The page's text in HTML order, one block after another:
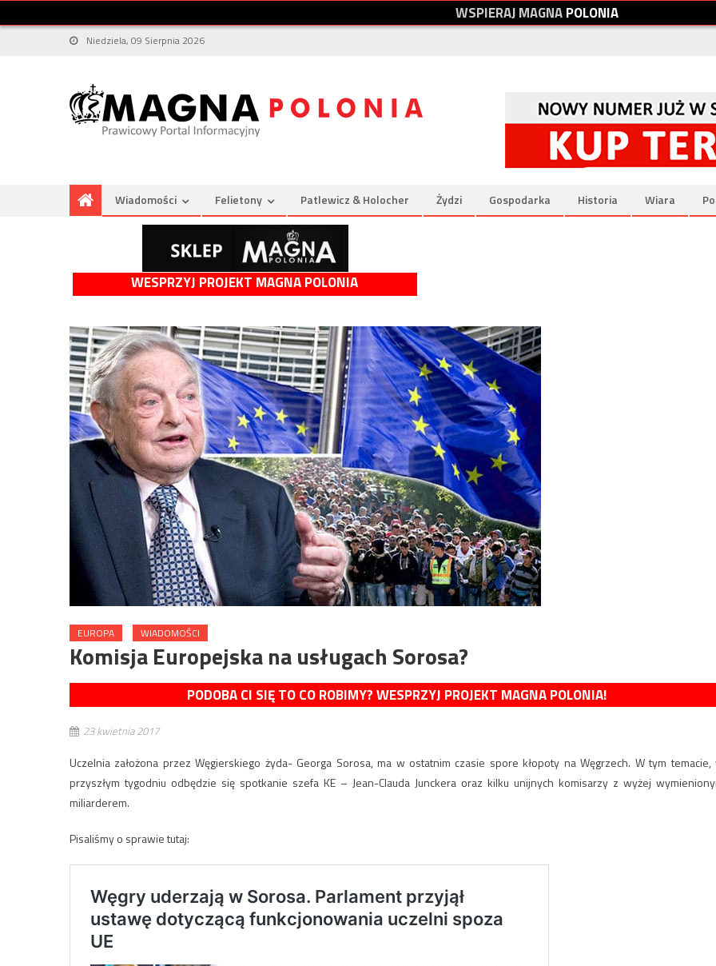
WSPIERAJMAGNAPOLONIA
Niedziela, 09 Sierpnia 2026
Wiadomości Felietony Patlewicz & Holocher Żydzi Gospodarka Historia Wiara
WESPRZYJ PROJEKT MAGNA POLONIA
EUROPA WIADOMOŚCI
Komisja Europejska na usługach Sorosa?
PODOBA CI SIĘ TO CO ROBIMY? WESPRZYJ PROJEKT MAGNA POLONIA!
23 kwietnia 2017
Uczelnia założona przez Węgierskiego żyda- Georga Sorosa, ma w ostatnim czasie spore kłopoty na Węgrzech. W tym temacie,
przyszłym tygodniu odbędzie się spotkanie szefa KE – Jean-Clauda Junckera oraz kilku unijnych komisarzy z wyżej
miliarderem.
Pisaliśmy o sprawie tutaj: